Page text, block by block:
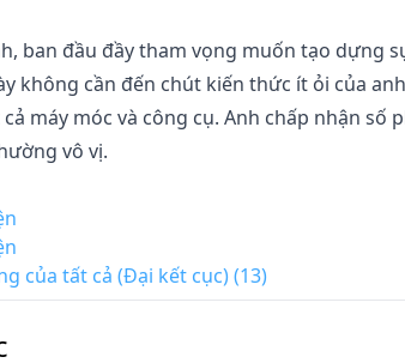
ban đầu đầy tham vọng muốn tạo dựng
không cần đến chút kiến thức ít ỏi của
máy móc và công cụ. Anh chấp nhận số
vô vị.
một âm mưu liên quan đến "Ngoại Đạo"
nào. Lý Khải bị cuốn vào vòng xoáy
lúc nguy cấp, anh bất ngờ thức tỉnh
của tất cả (Đại kết cục) (13)